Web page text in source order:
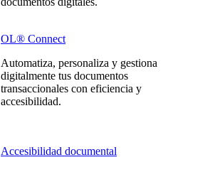
OL® Connect
Automatiza, personaliza y gestiona
digitalmente tus documentos
transaccionales con eficiencia y
accesibilidad.
Accesibilidad documental